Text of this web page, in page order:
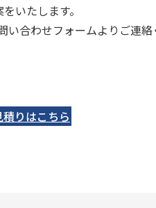
いたします。
合わせフォームよりご連絡
りはこちら